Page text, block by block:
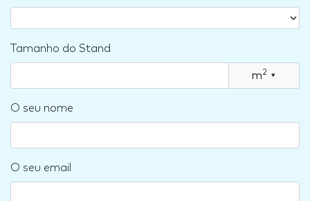
Tamanho do Stand
m2 ▾
O seu nome
O seu email